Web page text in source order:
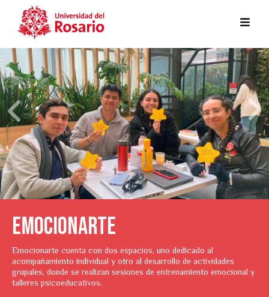
Pasar al contenido principal
Previous
Emocionarte
Emocionarte cuenta con dos espacios, uno dedicado al
acompañamiento individual y otro al desarrollo de actividades
grupales, donde se realizan sesiones de entrenamiento emocional y
talleres psicoeducativos.